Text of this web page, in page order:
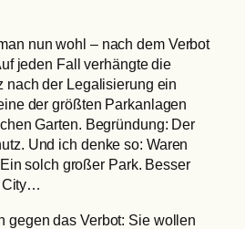
nun wohl – nach dem Verbot
jeden Fall verhängte die
nach der Legalisierung ein
der größten Parkanlagen
Garten. Begründung: Der
Und ich denke so: Waren
solch großer Park. Besser
City…
gegen das Verbot: Sie wollen